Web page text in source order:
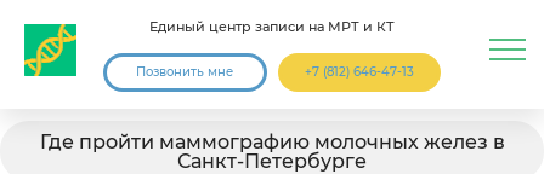
Единый центр записи на МРТ и КТ
Позвонить мне +7 (812) 646-47-13
Где пройти маммографию молочных желез в
Санкт-Петербурге